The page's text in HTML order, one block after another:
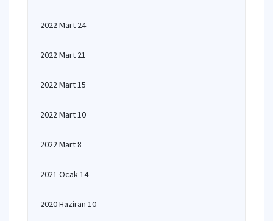
2022 Mart 24
2022 Mart 21
2022 Mart 15
2022 Mart 10
2022 Mart 8
2021 Ocak 14
2020 Haziran 10